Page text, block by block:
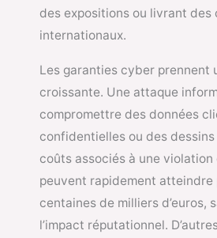
des expositions ou livrant des
internationaux.
Les garanties cyber prennent
croissante. Une attaque
compromettre des données
confidentielles ou des
coûts associés à une violation
peuvent rapidement atteindre
centaines de milliers d’euros,
l’impact réputationnel.